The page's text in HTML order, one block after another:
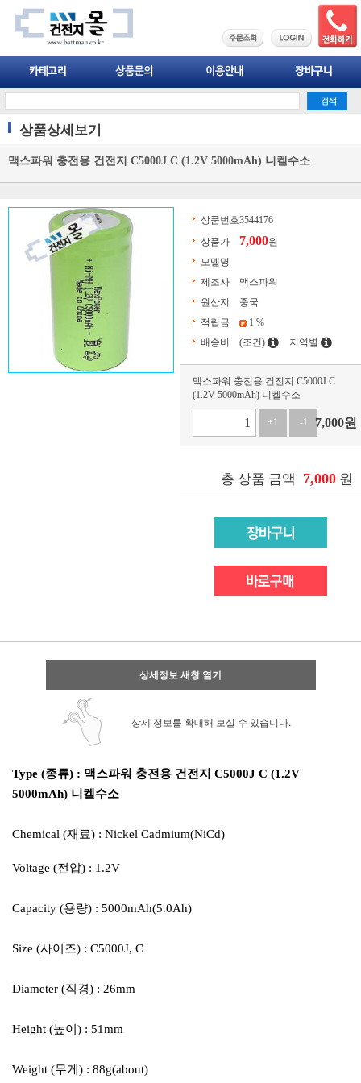
상품상세보기
맥스파워 충전용 건전지 C5000J C (1.2V 5000mAh) 니켈수소
상품번호3544176
상품가
7,000원
모델명
제조사
맥스파워
원산지
중국
적립금
1 %
배송비
(조건) 지역별
맥스파워 충전용 건전지 C5000J C
(1.2V 5000mAh) 니켈수소
+1 -1 7,000원
총 상품 금액 7,000 원
상세정보 새창 열기
상세 정보를 확대해 보실 수 있습니다.
Type (종류) : 맥스파워 충전용 건전지 C5000J C (1.2V
5000mAh) 니켈수소
Chemical (재료) : Nickel Cadmium(NiCd)
Voltage (전압) : 1.2V
Capacity (용량) : 5000mAh(5.0Ah)
Size (사이즈) : C5000J, C
Diameter (직경) : 26mm
Height (높이) : 51mm
Weight (무게) : 88g(about)